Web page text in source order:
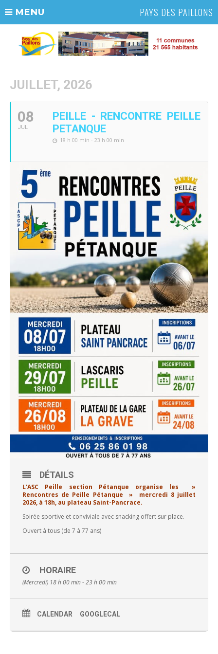
MENU PAYS DES PAILLONS
JUILLET, 2026
08
JUL
PEILLE - RENCONTRE PEILLE
PETANQUE
18 h 00 min - 23 h 00 min
DÉTAILS
L’ASC Peille section Pétanque organise les »
Rencontres de Peille Pétanque » mercredi 8 juillet
2026, à 18h, au plateau Saint-Pancrace.
Soirée sportive et conviviale avec snacking offert sur place.
Ouvert à tous (de 7 à 77 ans)
HORAIRE
(Mercredi) 18 h 00 min - 23 h 00 min
CALENDAR GOOGLECAL